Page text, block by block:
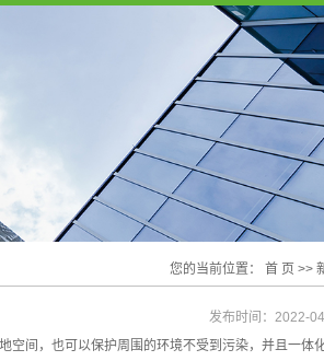
您的当前位置： 首 页 >>
间，也可以保护周围的环境不受到污染，并且一体
发布时间：2022-